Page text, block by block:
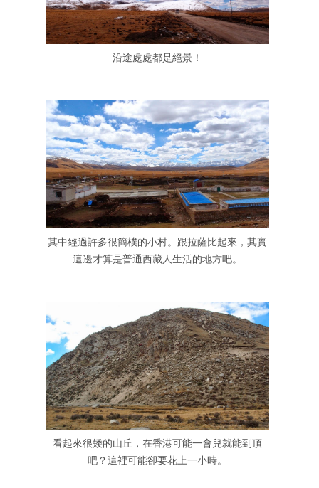
沿途處處都是絕景！
其中經過許多很簡樸的小村。跟拉薩比起來，其實
這邊才算是普通西藏人生活的地方吧。
看起來很矮的山丘，在香港可能一會兒就能到頂
吧？這裡可能卻要花上一小時。